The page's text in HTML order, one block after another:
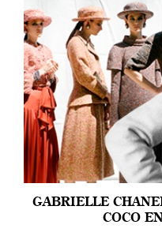
GABRIELLE
COCO